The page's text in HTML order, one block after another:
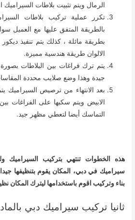
الرمال ويتم تثبيت بلاطات السيراميك
تكرر عملية تركيب بلاطات
بالطريقة المتفق عليها مع العميل
بطريقة مائلة ، كذلك يتم تنفيذ
الالوان طريقة هندسية مميزة.
يتم ترك فراغات بين البلاطات
جيدة وهذا وضع صلايب محددة
بعد الانتهاء من ترصيص السيراميك
الابيض ويتم سكبها على الفراغات
التماسك أيضا لتعطي مظهر جيد.
هذه الخطوات تنتهي بتركيب السيراميك
سيراميك في دبي، المكان يقوم بتنظيفها
بناء وتركيب اقوم باستخدامها ليترك المكان
ثانيا تركيب سيراميك دبي